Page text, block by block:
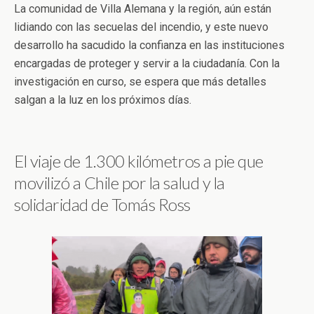
La comunidad de Villa Alemana y la región, aún están
lidiando con las secuelas del incendio, y este nuevo
desarrollo ha sacudido la confianza en las instituciones
encargadas de proteger y servir a la ciudadanía. Con la
investigación en curso, se espera que más detalles
salgan a la luz en los próximos días.
El viaje de 1.300 kilómetros a pie que
movilizó a Chile por la salud y la
solidaridad de Tomás Ross